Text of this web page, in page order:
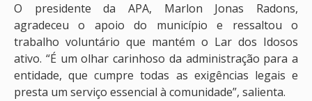
O presidente da APA, Marlon Jonas Radons,
agradeceu o apoio do município e ressaltou o
trabalho voluntário que mantém o Lar dos Idosos
ativo. “É um olhar carinhoso da administração para a
entidade, que cumpre todas as exigências legais e
presta um serviço essencial à comunidade”, salienta.